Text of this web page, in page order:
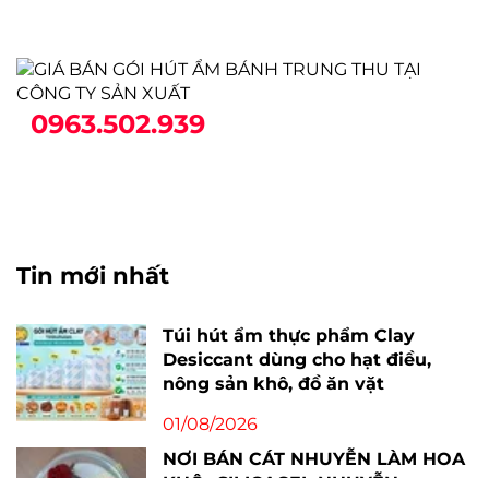
0963.502.939
Tin mới nhất
Túi hút ẩm thực phẩm Clay
Desiccant dùng cho hạt điều,
nông sản khô, đồ ăn vặt
01/08/2026
NƠI BÁN CÁT NHUYỄN LÀM HOA